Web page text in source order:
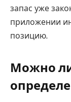
запас уже
приложении
позицию.
Можно